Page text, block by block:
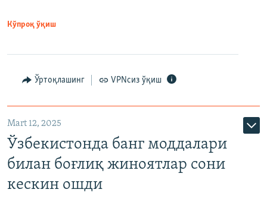
Кўпроқ ўқиш
Ўртоқлашинг VPNсиз ўқиш
Mart 12, 2025
Ўзбекистонда банг моддалари
билан боғлиқ жиноятлар сони
кескин ошди